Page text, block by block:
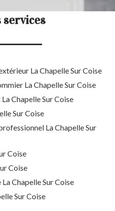
La Chapelle Sur Coise
La Chapelle Sur Coise
Chapelle Sur Coise
Sur Coise
La Chapelle Sur
Coise
Coise
Chapelle Sur Coise
Sur Coise